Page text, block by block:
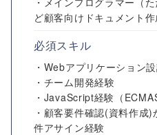
ど顧客向けドキュメント
必須スキル
・Webアプリケーション
・チーム開発経験
・JavaScript経験（
・顧客要件確認(資料作成
件アサイン経験